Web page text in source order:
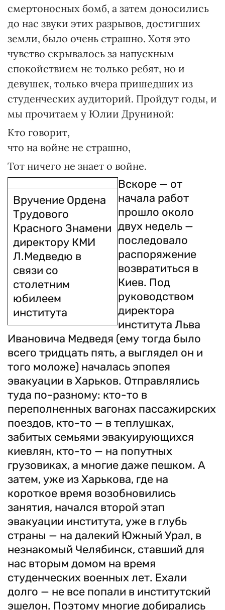
смертоносных бомб, а затем доносились
до нас звуки этих разрывов, достигших
земли, было очень страшно. Хотя это
чувство скрывалось за напускным
спокойствием не только ребят, но и
девушек, только вчера пришедших из
студенческих аудиторий. Пройдут годы, и
мы прочитаем у Юлии Друниной:
Кто говорит,
что на войне не страшно,
Тот ничего не знает о войне.
Вручение Ордена
Трудового
Красного Знамени
директору КМИ
Л.Медведю в
связи со
столетним
юбилеем
института
Вскоре — от
начала работ
прошло около
двух недель —
последовало
распо­ряжение
возвратиться в
Киев. Под
руководством
директора
института Льва
Ивановича Медведя (ему тогда было
всего тридцать пять, а выглядел он и
того моложе) началась эпопея
эвакуации в Харьков. Отправ­лялись
туда по-разному: кто-то в
переполненных вагонах пассажирских
поездов, кто-то — в теплушках,
забитых семьями эвакуирующихся
киевлян, кто-то — на попутных
грузовиках, а многие даже пешком. А
затем, уже из Харькова, где на
короткое время возобно­вились
занятия, начался второй этап
эвакуации института, уже в глубь
страны — на далекий Южный Урал, в
незнакомый Челябинск, ставший для
нас вторым домом на время
студенческих военных лет. Ехали
долго — не все попали в институтский
эшелон. Поэтому многие добирались